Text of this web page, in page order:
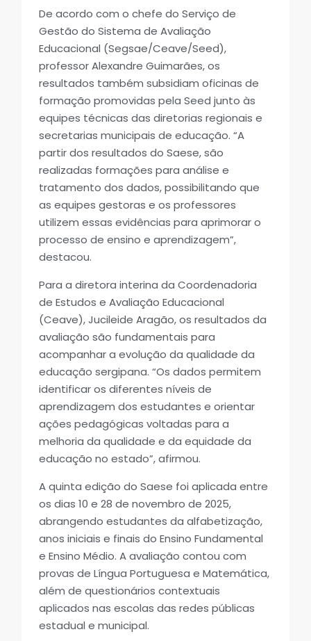
De acordo com o chefe do Serviço de
Gestão do Sistema de Avaliação
Educacional (Segsae/Ceave/Seed),
professor Alexandre Guimarães, os
resultados também subsidiam oficinas de
formação promovidas pela Seed junto às
equipes técnicas das diretorias regionais e
secretarias municipais de educação. “A
partir dos resultados do Saese, são
realizadas formações para análise e
tratamento dos dados, possibilitando que
as equipes gestoras e os professores
utilizem essas evidências para aprimorar o
processo de ensino e aprendizagem”,
destacou.
Para a diretora interina da Coordenadoria
de Estudos e Avaliação Educacional
(Ceave), Jucileide Aragão, os resultados da
avaliação são fundamentais para
acompanhar a evolução da qualidade da
educação sergipana. “Os dados permitem
identificar os diferentes níveis de
aprendizagem dos estudantes e orientar
ações pedagógicas voltadas para a
melhoria da qualidade e da equidade da
educação no estado”, afirmou.
A quinta edição do Saese foi aplicada entre
os dias 10 e 28 de novembro de 2025,
abrangendo estudantes da alfabetização,
anos iniciais e finais do Ensino Fundamental
e Ensino Médio. A avaliação contou com
provas de Língua Portuguesa e Matemática,
além de questionários contextuais
aplicados nas escolas das redes públicas
estadual e municipal.